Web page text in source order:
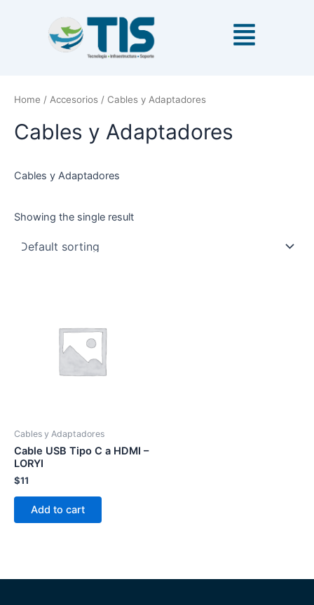
Home / Accesorios / Cables y Adaptadores
Cables y Adaptadores
Cables y Adaptadores
Showing the single result
Cables y Adaptadores
Cable USB Tipo C a HDMI –
LORYI
$11
Add to cart